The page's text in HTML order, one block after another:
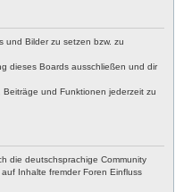
und Bilder zu setzen bzw. zu
dieses Boards ausschließen und dir
und Funktionen jederzeit zu
die deutschsprachige Community
Inhalte fremder Foren Einfluss